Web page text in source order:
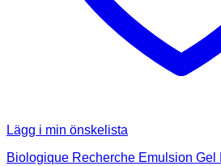
Lägg i min önskelista
Biologique Recherche Emulsion Gel